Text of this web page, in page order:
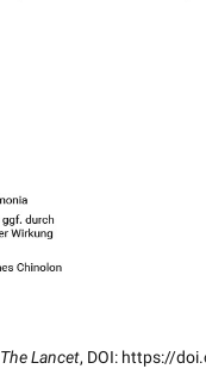
The Lancet, DOI: https://